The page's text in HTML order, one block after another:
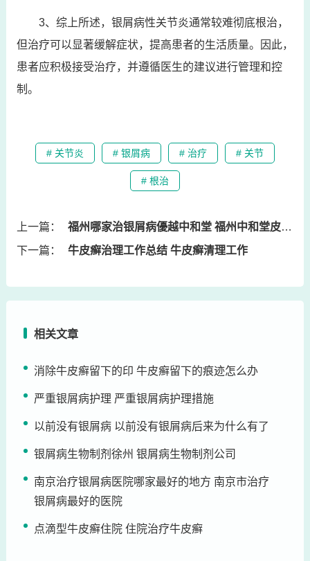
3、综上所述，银屑病性关节炎通常较难彻底根治，
但治疗可以显著缓解症状，提高患者的生活质量。因此，
患者应积极接受治疗，并遵循医生的建议进行管理和控
制。
# 关节炎 # 银屑病 # 治疗 # 关节
# 根治
上一篇：
福州哪家治银屑病優越中和堂 福州中和堂皮肤病医院
下一篇：
牛皮癣治理工作总结 牛皮癣清理工作
相关文章
消除牛皮癣留下的印 牛皮癣留下的痕迹怎么办
严重银屑病护理 严重银屑病护理措施
以前没有银屑病 以前没有银屑病后来为什么有了
银屑病生物制剂徐州 银屑病生物制剂公司
南京治疗银屑病医院哪家最好的地方 南京市治疗
银屑病最好的医院
点滴型牛皮癣住院 住院治疗牛皮癣